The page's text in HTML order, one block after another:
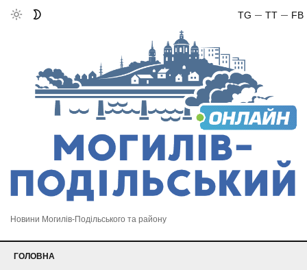
FB
TT
TG
Новини Могилів-Подільського та району
ГОЛОВНА